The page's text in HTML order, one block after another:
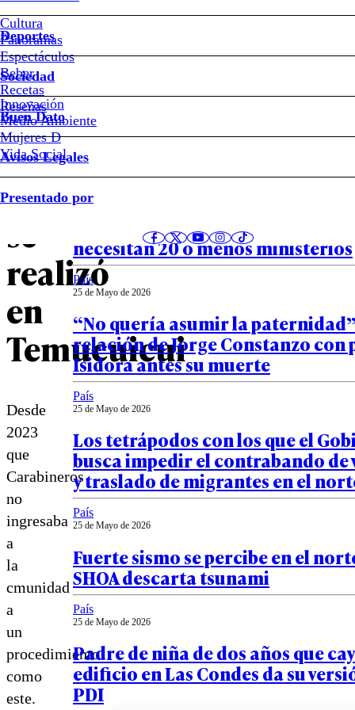
Cultura
Panoramas
Espectáculos
Beber
Recetas
Reseñas
Deportes
Sociedad
Innovación
Medio Ambiente
Mujeres D
Vida Social
Buen Dato
Avisos Legales
Presentado por
dejó
el
histórico
operativo
que
se
realizó
en
Temucuicui
Desde
2023
que
Carabineros
no
ingresaba
a
la
cmunidad
a
un
procedimiento
como
este.
Notas relacionadas
26 de Mayo de 2026
Panel Ciudadano-UDD: 63% cree
necesitan 20 o menos ministerios
País
25 de Mayo de 2026
“No quería asumir la
relación de Jorge Constanzo con
Isidora antes su muerte
País
25 de Mayo de 2026
Los tetrápodos con los que el
busca impedir el contrabando de
y traslado de migrantes en el
País
25 de Mayo de 2026
Fuerte sismo se percibe en el
SHOA descarta tsunami
País
25 de Mayo de 2026
Padre de niña de dos años que
edificio en Las Condes da su
PDI